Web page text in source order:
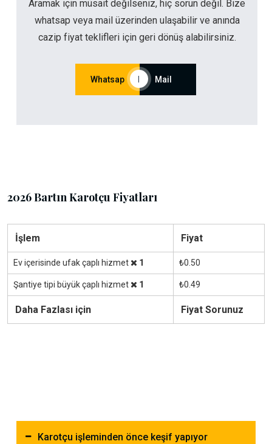
Aramak için müsait değilseniz, hiç sorun değil. Bize
whatsap veya mail üzerinden ulaşabilir ve anında
cazip fiyat teklifleri için geri dönüş alabilirsiniz.
Whatsap Mail
2026 Bartın Karotçu Fiyatları
İşlem Fiyat
Ev içerisinde ufak çaplı hizmet 1 ₺0.50
Şantiye tipi büyük çaplı hizmet 1 ₺0.49
Daha Fazlası için Fiyat Sorunuz
Karotçu işleminden önce keşif yapıyor